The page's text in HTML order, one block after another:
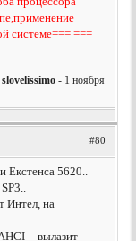
системе=== ===
slovelissimo - 1 ноября
#80
Екстенса 5620..
Интел, на
-- вылазит